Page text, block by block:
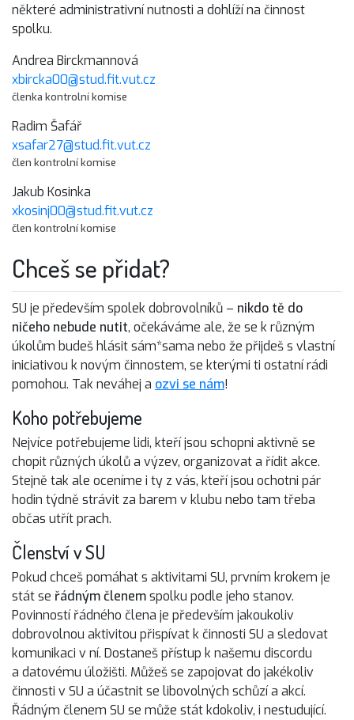
některé administrativní nutnosti a dohlíží na činnost
spolku.
Andrea Birckmannová
xbircka00@stud.fit.vut.cz
členka kontrolní komise
Radim Šafář
xsafar27@stud.fit.vut.cz
člen kontrolní komise
Jakub Kosinka
xkosinj00@stud.fit.vut.cz
člen kontrolní komise
Chceš se přidat?
SU je především spolek dobrovolníků – nikdo tě do
ničeho nebude nutit, očekáváme ale, že se k různým
úkolům budeš hlásit sám*sama nebo že přijdeš s vlastní
iniciativou k novým činnostem, se kterými ti ostatní rádi
pomohou. Tak neváhej a ozvi se nám!
Koho potřebujeme
Nejvíce potřebujeme lidi, kteří jsou schopni aktivně se
chopit různých úkolů a výzev, organizovat a řídit akce.
Stejně tak ale oceníme i ty z vás, kteří jsou ochotni pár
hodin týdně strávit za barem v klubu nebo tam třeba
občas utřít prach.
Členství v SU
Pokud chceš pomáhat s aktivitami SU, prvním krokem je
stát se řádným členemspolku podle jeho stanov.
Povinností řádného člena je především jakoukoliv
dobrovolnou aktivitou přispívat k činnosti SU a sledovat
komunikaci v ní. Dostaneš přístup k našemu discordu
a datovému úložišti. Můžeš se zapojovat do jakékoliv
činnosti v SU a účastnit se libovolných schůzí a akcí.
Řádným členem SU se může stát kdokoliv, i nestudující.